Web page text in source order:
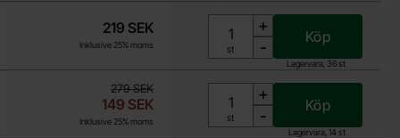
Lagervara, 36 st
219 SEK
Inklusive 25% moms Enhet:
st
+
-
Köp
Lagervara, 14 st
tidigare pris
279 SEK
rea pris
149 SEK
Inklusive 25% moms Enhet:
st
+
-
Köp